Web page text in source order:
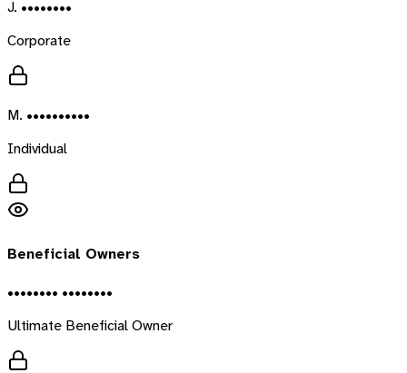
J. ••••••••
Corporate
M. ••••••••••
Individual
Beneficial Owners
•••••••• ••••••••
Ultimate Beneficial Owner